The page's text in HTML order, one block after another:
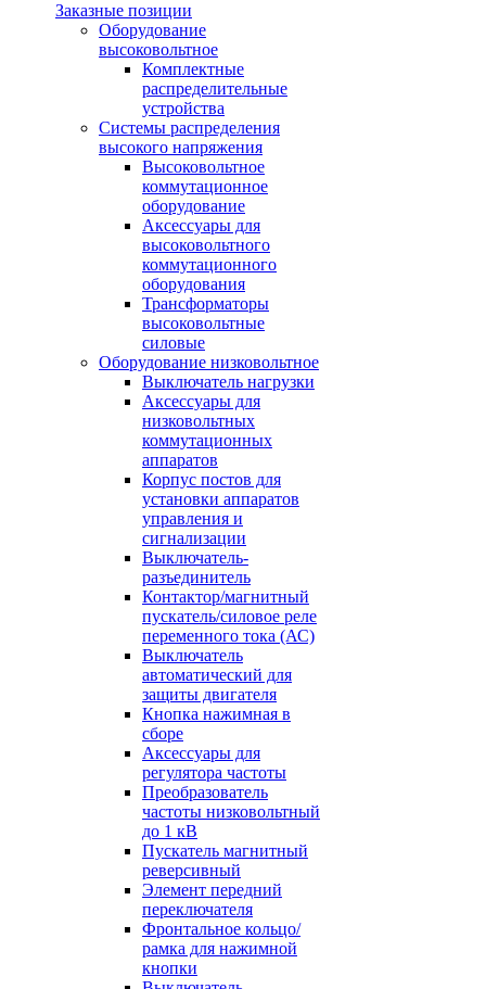
Заказные позиции
Оборудование
высоковольтное
Комплектные
распределительные
устройства
Системы распределения
высокого напряжения
Высоковольтное
коммутационное
оборудование
Аксессуары для
высоковольтного
коммутационного
оборудования
Трансформаторы
высоковольтные
силовые
Оборудование низковольтное
Выключатель нагрузки
Аксессуары для
низковольтных
коммутационных
аппаратов
Корпус постов для
установки аппаратов
управления и
сигнализации
Выключатель-
разъединитель
Контактор/магнитный
пускатель/силовое реле
переменного тока (АС)
Выключатель
автоматический для
защиты двигателя
Кнопка нажимная в
сборе
Аксессуары для
регулятора частоты
Преобразователь
частоты низковольтный
до 1 кВ
Пускатель магнитный
реверсивный
Элемент передний
переключателя
Фронтальное кольцо/
рамка для нажимной
кнопки